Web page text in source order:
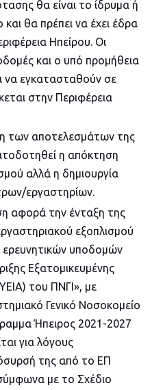
θα είναι το ίδρυμα ή
θα πρέπει να έχει έδρα
Ηπείρου. Οι
και ο υπό προμήθεια
να εγκατασταθούν σε
στην Περιφέρεια
των αποτελεσμάτων της
η απόκτηση
αλλά η δημιουργία
εργαστηρίων.
αφορά την ένταξη της
εξοπλισμού
ερευνητικών υποδομών
Εξατομικευμένης
του ΠΝΓΙ», με
Γενικό Νοσοκομείο
Ήπειρος 2021-2027
για λόγους
της από το ΕΠ
με το Σχέδιο